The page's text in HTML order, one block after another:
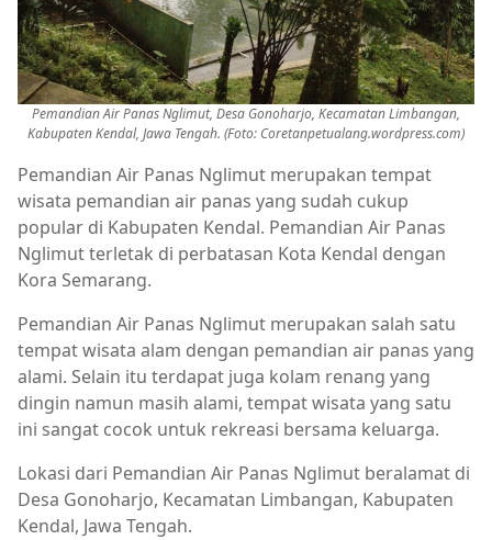
Pemandian Air Panas Nglimut, Desa Gonoharjo, Kecamatan Limbangan,
Kabupaten Kendal, Jawa Tengah. (Foto: Coretanpetualang.wordpress.com)
Pemandian Air Panas Nglimut merupakan tempat
wisata pemandian air panas yang sudah cukup
popular di Kabupaten Kendal. Pemandian Air Panas
Nglimut terletak di perbatasan Kota Kendal dengan
Kora Semarang.
Pemandian Air Panas Nglimut merupakan salah satu
tempat wisata alam dengan pemandian air panas yang
alami. Selain itu terdapat juga kolam renang yang
dingin namun masih alami, tempat wisata yang satu
ini sangat cocok untuk rekreasi bersama keluarga.
Lokasi dari Pemandian Air Panas Nglimut beralamat di
Desa Gonoharjo, Kecamatan Limbangan, Kabupaten
Kendal, Jawa Tengah.